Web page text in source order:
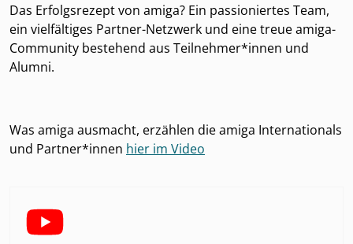
Das Erfolgsrezept von amiga? Ein passioniertes Team,
ein vielfältiges Partner-Netzwerk und eine treue amiga-
Community bestehend aus Teilnehmer*innen und
Alumni.
Was amiga ausmacht, erzählen die amiga Internationals
und Partner*innen hier im Video